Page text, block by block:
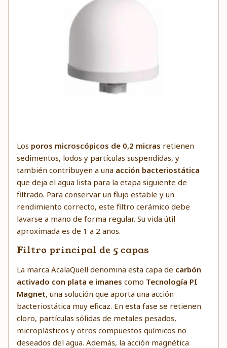
Los poros microscópicos de 0,2 micras retienen
sedimentos, lodos y partículas suspendidas, y
también contribuyen a una acción bacteriostática
que deja el agua lista para la etapa siguiente de
filtrado. Para conservar un flujo estable y un
rendimiento correcto, este filtro cerámico debe
lavarse a mano de forma regular. Su vida útil
aproximada es de 1 a 2 años.
Filtro principal de 5 capas
La marca AcalaQuell denomina esta capa de carbón
activado con plata e imanes como Tecnología PI
Magnet, una solución que aporta una acción
bacteriostática muy eficaz. En esta fase se retienen
cloro, partículas sólidas de metales pesados,
microplásticos y otros compuestos químicos no
deseados del agua. Además, la acción magnética